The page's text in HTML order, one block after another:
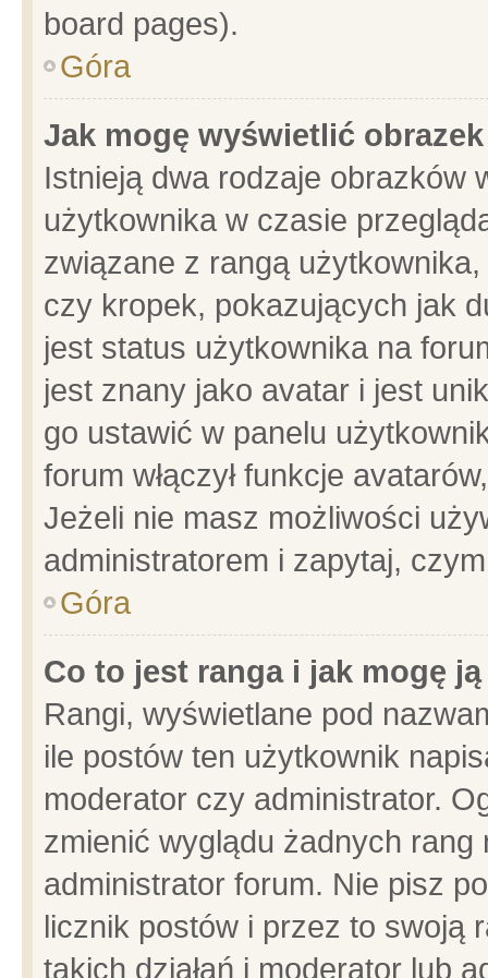
board pages).
Góra
Jak mogę wyświetlić
Istnieją dwa rodzaje obrazków
użytkownika w czasie
związane z rangą
czy kropek, pokazujących jak
jest status użytkownika na
jest znany jako avatar i jest
go ustawić w panelu
forum włączył funkcje
Jeżeli nie masz możliwości
administratorem i zapytaj,
Góra
Co to jest ranga i jak mogę
Rangi, wyświetlane pod
ile postów ten użytkownik
moderator czy administrator.
zmienić wyglądu żadnych
administrator forum. Nie pisz
licznik postów i przez to swoją
takich działań i moderator lub